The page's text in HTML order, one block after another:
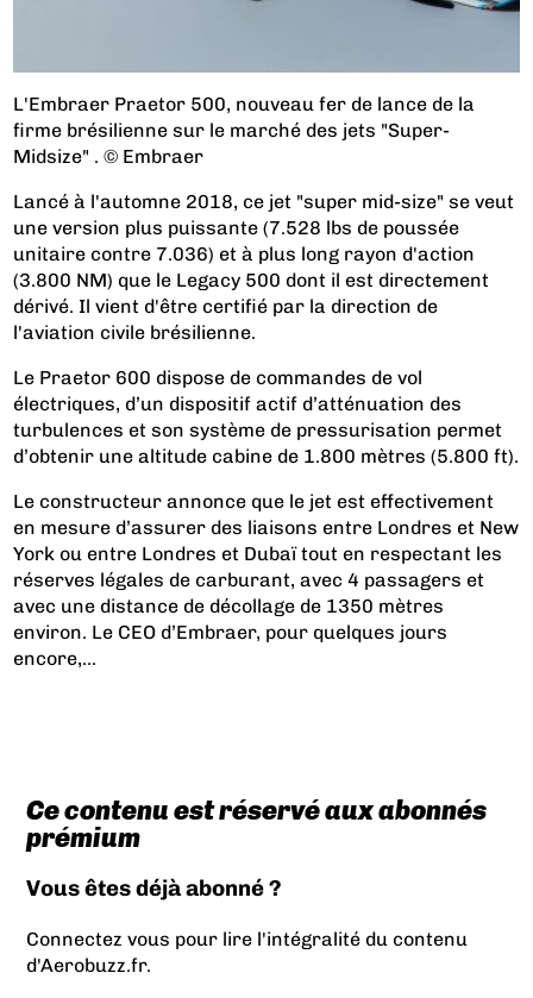
L'Embraer Praetor 500, nouveau fer de lance de la
firme brésilienne sur le marché des jets "Super-
Midsize" . © Embraer
Lancé à l'automne 2018, ce jet "super mid-size" se veut
une version plus puissante (7.528 lbs de poussée
unitaire contre 7.036) et à plus long rayon d'action
(3.800 NM) que le Legacy 500 dont il est directement
dérivé. Il vient d'être certifié par la direction de
l'aviation civile brésilienne.
Le Praetor 600 dispose de commandes de vol
électriques, d’un dispositif actif d’atténuation des
turbulences et son système de pressurisation permet
d’obtenir une altitude cabine de 1.800 mètres (5.800 ft).
Le constructeur annonce que le jet est effectivement
en mesure d’assurer des liaisons entre Londres et New
York ou entre Londres et Dubaï tout en respectant les
réserves légales de carburant, avec 4 passagers et
avec une distance de décollage de 1350 mètres
environ. Le CEO d’Embraer, pour quelques jours
encore,...
Ce contenu est réservé aux abonnés
prémium
Vous êtes déjà abonné ?
Connectez vous pour lire l'intégralité du contenu
d'Aerobuzz.fr.